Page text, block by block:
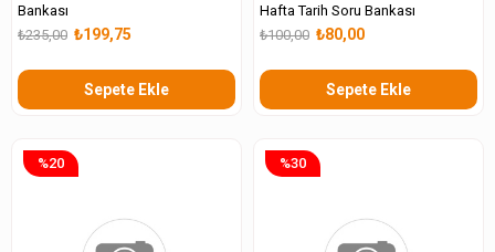
Bankası
₺199,75
₺235,00
Sepete Ekle
Hafta Tarih Soru Bankası
₺80,00
₺100,00
Sepete Ekle
%20 %30